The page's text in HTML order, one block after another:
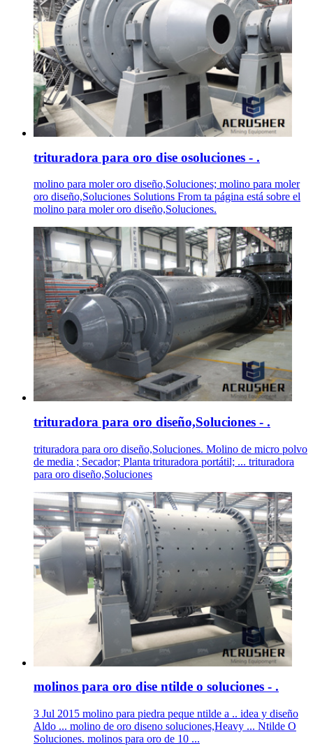
trituradora para oro dise osoluciones - .
molino para moler oro diseño,Soluciones; molino para moler
oro diseño,Soluciones Solutions From ta página está sobre el
molino para moler oro diseño,Soluciones.
trituradora para oro diseño,Soluciones - .
trituradora para oro diseño,Soluciones. Molino de micro polvo
de media ; Secador; Planta trituradora portátil; ... trituradora
para oro diseño,Soluciones
molinos para oro dise ntilde o soluciones - .
3 Jul 2015 molino para piedra peque ntilde a .. idea y diseño
Aldo ... molino de oro diseno soluciones,Heavy ... Ntilde O
Soluciones. molinos para oro de 10 ...